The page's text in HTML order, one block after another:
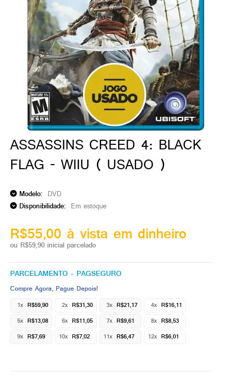
gamer)
ASSASSINS CREED 4: BLACK
FLAG - WIIU ( USADO )
Modelo: DVD
Disponibilidade: Em estoque
R$55,00 à vista em dinheiro
ou R$59,90 inicial parcelado
PARCELAMENTO - PAGSEGURO
Compre Agora, Pague Depois!
1x R$59,90 2x R$31,30 3x R$21,17 4x R$16,11
5x R$13,08 6x R$11,05 7x R$9,61 8x R$8,53
9x R$7,69 10x R$7,02 11x R$6,47 12x R$6,01